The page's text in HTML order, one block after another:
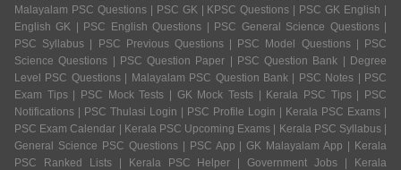
Malayalam PSC Questions | PSC GK | KPSC Questions | PSC GK English |
English GK | PSC English Questions | PSC General Science Questions |
PSC Syllabus | PSC Previous Questions | PSC Model Questions | PSC
Science Questions | PSC Question Paper | PSC Question Bank | Degree
Level PSC Questions | Malayalam PSC Question Bank | PSC Notes | PSC
Exam Tips | PSC Mock Tests | GK Mock Tests | Kerala PSC Tips | PSC
Notifications | PSC Thulasi Login | PSC Profile Login | Kerala PSC Exams |
PSC Exam Calendar | Kerala PSC Upcoming Exams | Kerala PSC Syllabus |
General Science PSC Questions | PSC App | GK Malayalam App | Kerala
PSC Ranked Lists | Kerala PSC Helper | Government Jobs | Kerala